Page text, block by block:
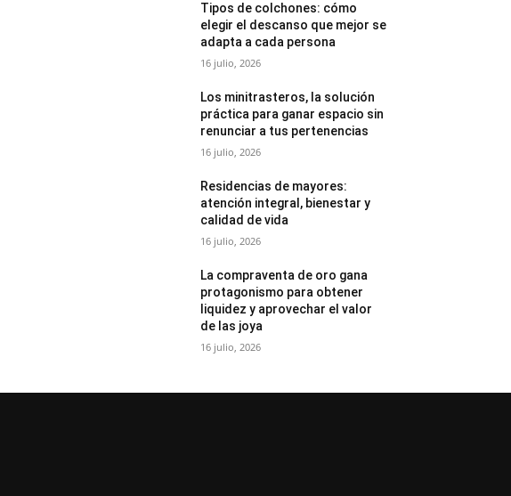
Tipos de colchones: cómo
elegir el descanso que mejor se
adapta a cada persona
16 julio, 2026
Los minitrasteros, la solución
práctica para ganar espacio sin
renunciar a tus pertenencias
16 julio, 2026
Residencias de mayores:
atención integral, bienestar y
calidad de vida
16 julio, 2026
La compraventa de oro gana
protagonismo para obtener
liquidez y aprovechar el valor
de las joya
16 julio, 2026